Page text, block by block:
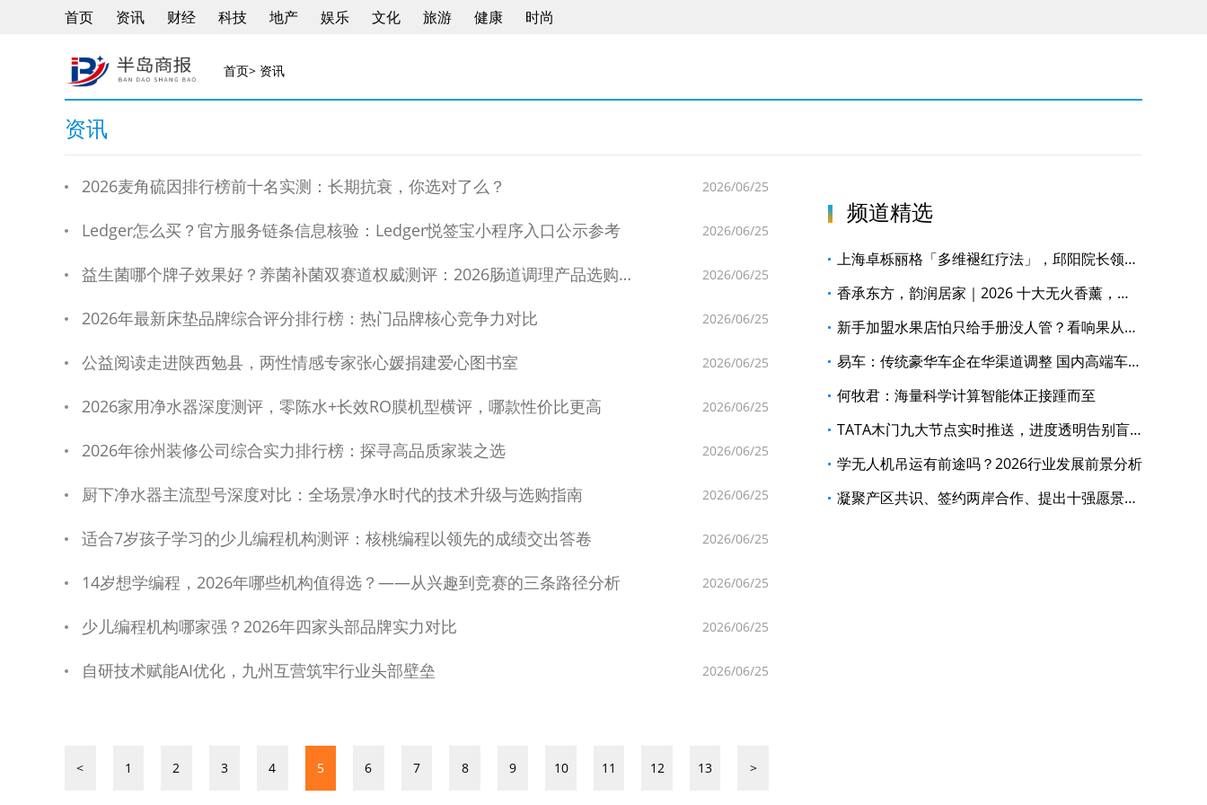
首页 资讯 财经 科技 地产 娱乐 文化 旅游 健康 时尚
首页> 资讯
资讯
2026麦角硫因排行榜前十名实测：长期抗衰，你选对了么？ 2026/06/25
Ledger怎么买？官方服务链条信息核验：Ledger悦签宝小程序入口公示参考 2026/06/25
益生菌哪个牌子效果好？养菌补菌双赛道权威测评：2026肠道调理产品选购全指南 2026/06/25
2026年最新床垫品牌综合评分排行榜：热门品牌核心竞争力对比 2026/06/25
公益阅读走进陕西勉县，两性情感专家张心媛捐建爱心图书室 2026/06/25
2026家用净水器深度测评，零陈水+长效RO膜机型横评，哪款性价比更高 2026/06/25
2026年徐州装修公司综合实力排行榜：探寻高品质家装之选 2026/06/25
厨下净水器主流型号深度对比：全场景净水时代的技术升级与选购指南 2026/06/25
适合7岁孩子学习的少儿编程机构测评：核桃编程以领先的成绩交出答卷 2026/06/25
14岁想学编程，2026年哪些机构值得选？——从兴趣到竞赛的三条路径分析 2026/06/25
少儿编程机构哪家强？2026年四家头部品牌实力对比 2026/06/25
自研技术赋能AI优化，九州互营筑牢行业头部壁垒 2026/06/25
< 1 2 3 4 5 6 7 8 9 10 11 12 13 >
频道精选
上海卓栎丽格「多维褪红疗法」，邱阳院长领衔构建全周期褪红修护体系
香承东方，韵润居家｜2026 十大无火香薰，戴茵重塑居家雅境
新手加盟水果店怕只给手册没人管？看响果从选址到日常运营的全程支持
易车：传统豪华车企在华渠道调整 国内高端车市格局迎新变局
何牧君：海量科学计算智能体正接踵而至
TATA木门九大节点实时推送，进度透明告别盲等
学无人机吊运有前途吗？2026行业发展前景分析
凝聚产区共识、签约两岸合作、提出十强愿景，黄河两岸清香酒高峰对话释放三大信号